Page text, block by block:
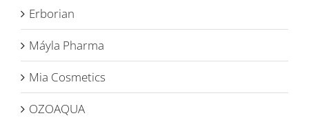
Erborian
Máyla Pharma
Mia Cosmetics
OZOAQUA